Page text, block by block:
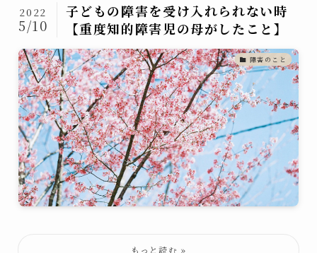
子どもの障害を受け入れられない時
【重度知的障害児の母がしたこと】
2022
5/10
障害のこと